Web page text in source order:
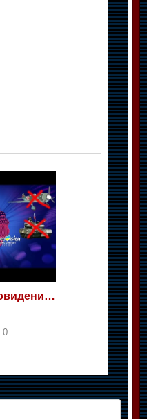
Как Россия Евровидение на жалость берет
0